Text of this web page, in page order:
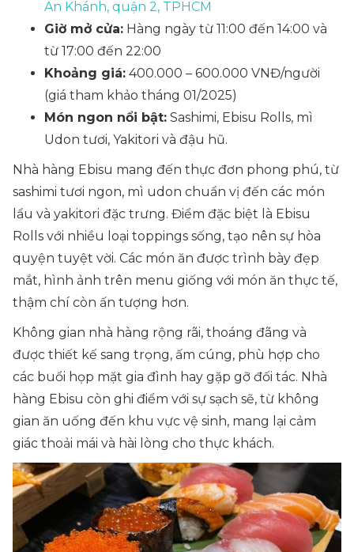
An Khánh, quận 2, TPHCM
Giờ mở cửa: Hàng ngày từ 11:00 đến 14:00 và
từ 17:00 đến 22:00
Khoảng giá: 400.000 – 600.000 VNĐ/người
(giá tham khảo tháng 01/2025)
Món ngon nổi bật: Sashimi, Ebisu Rolls, mì
Udon tươi, Yakitori và đậu hũ.
Nhà hàng Ebisu mang đến thực đơn phong phú, từ
sashimi tươi ngon, mì udon chuẩn vị đến các món
lẩu và yakitori đặc trưng. Điểm đặc biệt là Ebisu
Rolls với nhiều loại toppings sống, tạo nên sự hòa
quyện tuyệt vời. Các món ăn được trình bày đẹp
mắt, hình ảnh trên menu giống với món ăn thực tế,
thậm chí còn ấn tượng hơn.
Không gian nhà hàng rộng rãi, thoáng đãng và
được thiết kế sang trọng, ấm cúng, phù hợp cho
các buổi họp mặt gia đình hay gặp gỡ đối tác. Nhà
hàng Ebisu còn ghi điểm với sự sạch sẽ, từ không
gian ăn uống đến khu vực vệ sinh, mang lại cảm
giác thoải mái và hài lòng cho thực khách.